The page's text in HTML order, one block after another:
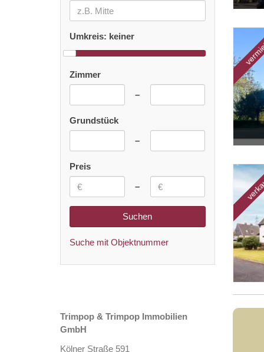
Grundriss
Umkreis: keiner
Zimmer
–
Grundstück
–
Preis
–
Suche mit Objektnummer
Trimpop & Trimpop Immobilien
GmbH
Kölner Straße 591